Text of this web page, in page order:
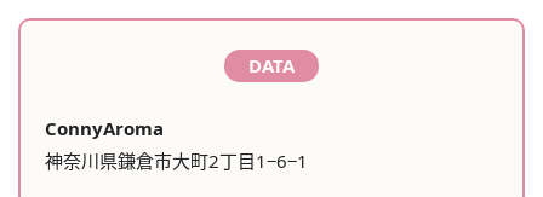
DATA
ConnyAroma
神奈川県鎌倉市大町2丁目1−6−1